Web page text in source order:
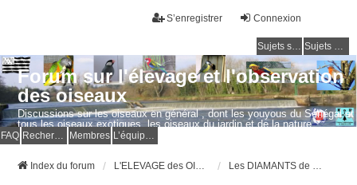
Connexion
S’enregistrer
Sujets sans réponse Sujets actifs
Forum sur l'élevage et l'observation
des oiseaux
Discussions sur les oiseaux en général , dont les youyous du Sénégal et
tous les oiseaux exotiques, les oiseaux du jardin et de la nature.
Questions, photos, expériences.
FAQ Membres
Index du forum